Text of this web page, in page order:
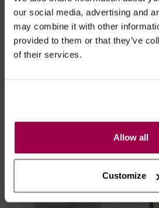
our social media, advertising and
may combine it with other
provided to them or that they’ve
of their services.
Allow all
Customize
horas, dias úteis. Portugal e Espanha
artigos em stock. Portes gratis
Possibilidade de atraso em épocas